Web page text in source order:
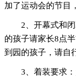
加了运动会的节目
2、开幕式和
的孩子请家长8点
到园的孩子，请自
3、着装要求